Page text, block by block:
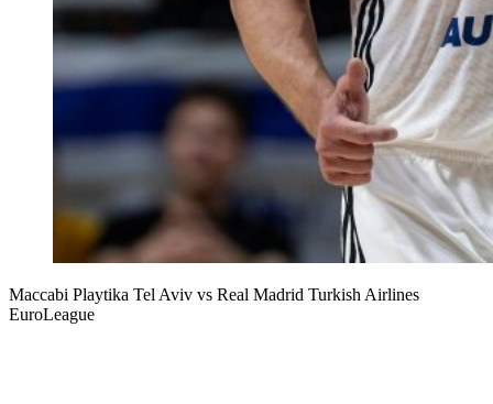
Maccabi Playtika Tel Aviv vs Real Madrid Turkish Airlines
EuroLeague